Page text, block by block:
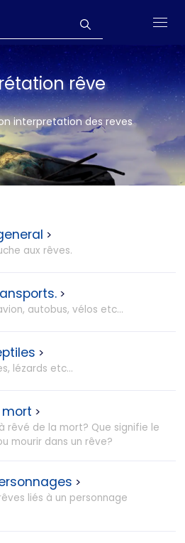
rêve
interpretation des reves
>
aux rêves.
>
autobus, vélos etc...
>
lézards etc...
mort >
rêvé de la mort? Que signifie le
mourir dans un rêve?
>
liés à un personnage